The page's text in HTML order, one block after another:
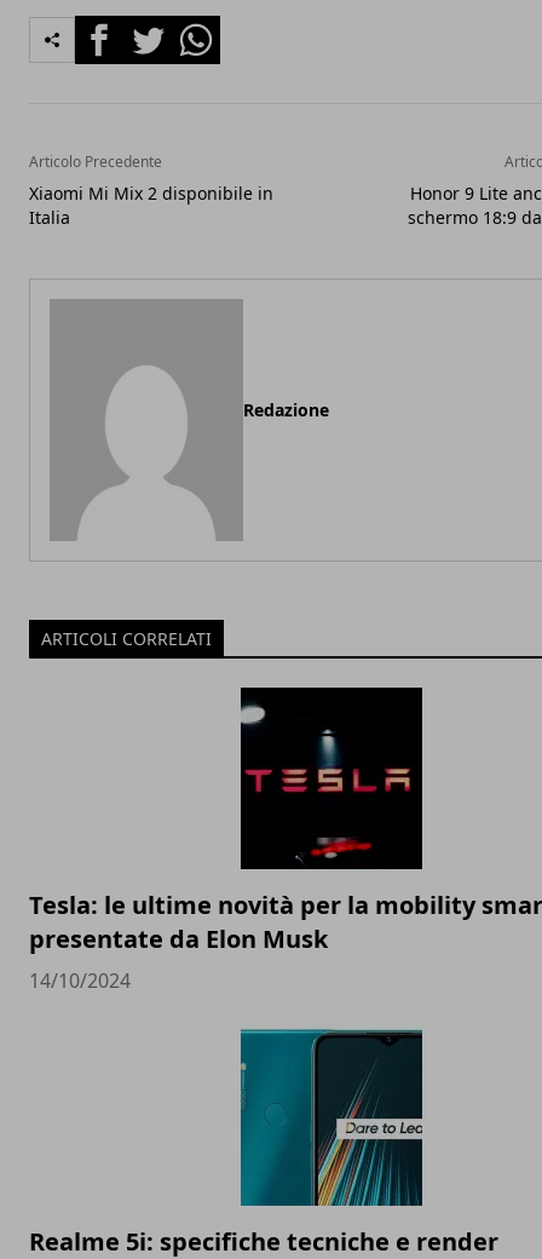
FacebookTwitterWhatsapp
Articolo Precedente
Xiaomi Mi Mix 2 disponibile in
Italia
Honor 9 Lite
schermo 18:9
Redazione
ARTICOLI CORRELATI
Tesla: le ultime novità per la mobility
presentate da Elon Musk
14/10/2024
Realme 5i: specifiche tecniche e render